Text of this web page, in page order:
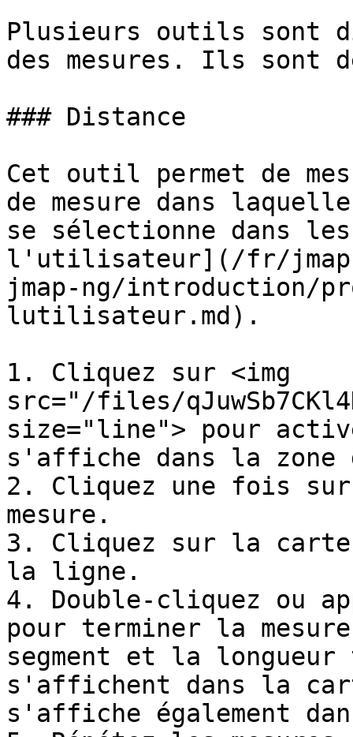
Plusieurs outils sont
des mesures. Ils sont
### Distance
Cet outil permet de
de mesure dans
se sélectionne dans
l'utilisateur](/fr/
jmap-ng/introduction/
lutilisateur.md).
1. Cliquez sur <img
src="/files/
size="line"> pour
s'affiche dans la
2. Cliquez une fois sur
mesure.
3. Cliquez sur la
la ligne.
4. Double-cliquez ou
pour terminer la
segment et la
s'affichent dans la
s'affiche également